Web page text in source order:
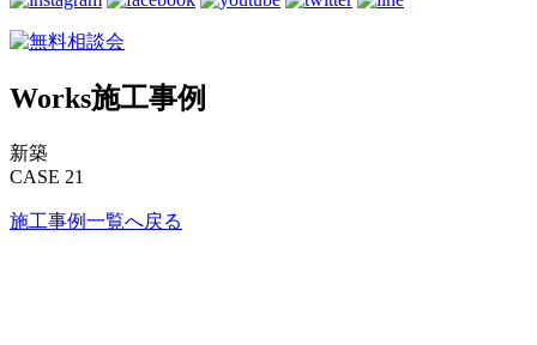
Works施工事例
新築
CASE 21
施工事例一覧へ戻る